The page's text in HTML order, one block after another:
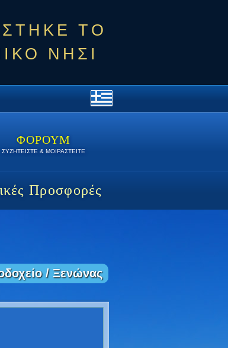
ΤΟ
ΝΗΣΙ
ΦΟΡΟΥΜ
ΣΥΖΗΤΕΙΣΤΕ & ΜΟΙΡΑΣΤΕΙΤΕ
Προσφορές
/ Ξενώνας